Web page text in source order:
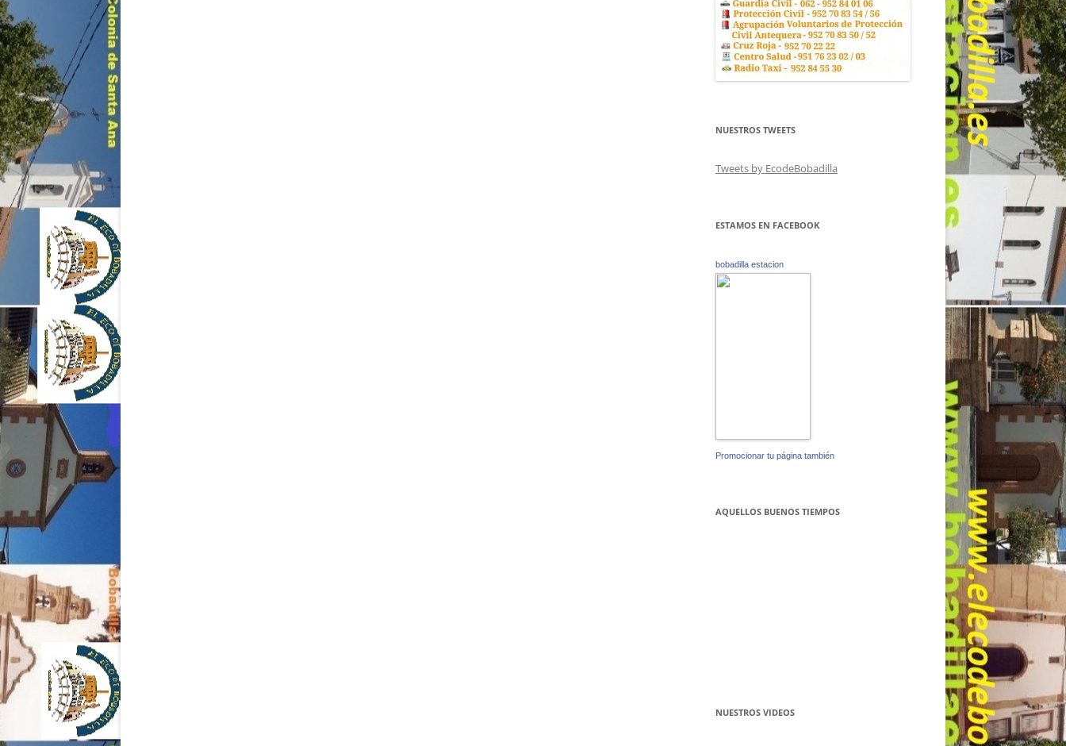
NUESTROS TWEETS
Tweets by EcodeBobadilla
ESTAMOS EN FACEBOOK
bobadilla estacion
Promocionar tu página también
AQUELLOS BUENOS TIEMPOS
NUESTROS VIDEOS